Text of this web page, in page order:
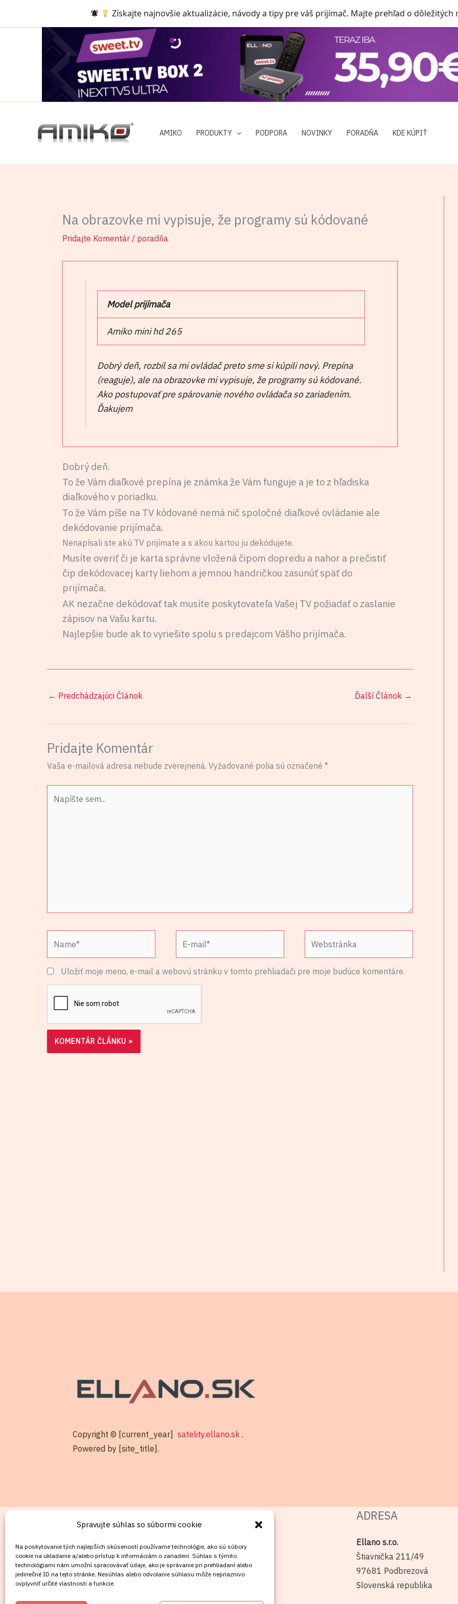
Získajte najnovšie aktualizácie, návody a tipy pre váš prijímač. Majte prehľad o dôležitých
Spravujte súhlas so súbormi cookie
Na poskytovanie tých najlepších skúseností používame technológie, ako sú súbory
cookie na ukladanie a/alebo prístup k informáciám o zariadení. Súhlas s týmito
technológiami nám umožní spracovávať údaje, ako je správanie pri prehliadaní alebo
jedinečné ID na tejto stránke. Nesúhlas alebo odvolanie súhlasu môže nepriaznivo
ovplyvniť určité vlastnosti a funkcie.
AMIKO PRODUKTY PODPORA NOVINKY PORADŇA KDE KÚPIŤ
Na obrazovke mi vypisuje, že programy sú kódované
Pridajte Komentár / poradňa
Model prijímača
Amiko mini hd 265
Dobrý deň, rozbil sa mi ovládač preto sme si kúpili nový. Prepína
(reaguje), ale na obrazovke mi vypisuje, že programy sú kódované.
Ako postupovať pre spárovanie nového ovládača so zariadením.
Ďakujem
Dobrý deň.
To že Vám diaľkové prepína je známka že Vám funguje a je to z hľadiska
diaľkového v poriadku.
To že Vám píše na TV kódované nemá nič spoločné diaľkové ovládanie ale
dekódovanie prijímača.
Nenapísali ste akú TV prijímate a s akou kartou ju dekódujete.
Musíte overiť či je karta správne vložená čipom dopredu a nahor a prečistiť
čip dekódovacej karty liehom a jemnou handričkou zasunúť späť do
prijímača.
AK nezačne dekódovať tak musíte poskytovateľa Vašej TV požiadať o zaslanie
zápisov na Vašu kartu.
Najlepšie bude ak to vyriešite spolu s predajcom Vášho prijímača.
← Predchádzajúci Článok Ďalší Článok →
Pridajte Komentár
Vaša e-mailová adresa nebude zverejnená. Vyžadované polia sú označené *
sem...
Uložiť moje meno, e-mail a webovú stránku v tomto prehliadači pre moje budúce komentáre.
Copyright © [current_year] satelity.ellano.sk .
Powered by [site_title].
+421911072878
Mobil:
+421908072878
ADRESA
Ellano s.r.o.
Štiavnička 211/49
97681 Podbrezová
Slovenská republika